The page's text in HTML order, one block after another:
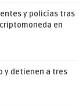
y policías tras
en
y detienen a tres